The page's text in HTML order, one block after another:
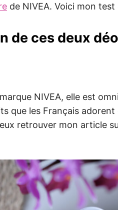
de NIVEA. Voici mon test
de ces deux
NIVEA, elle est
que les Français
retrouver mon article